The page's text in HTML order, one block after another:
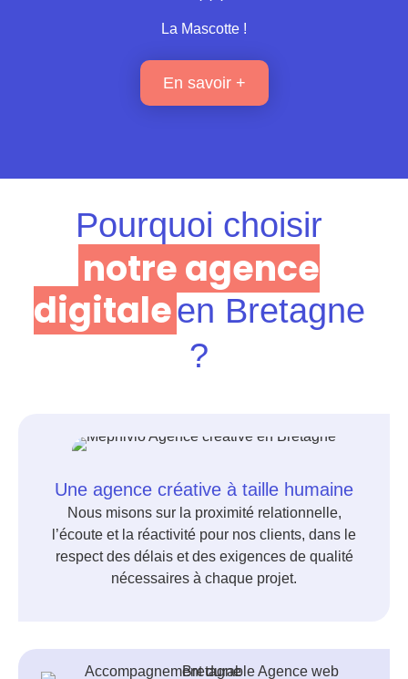
La Mascotte !
En savoir +
Pourquoi choisir
notre agence
digitaleen Bretagne
?
Une agence créative à taille humaine
Nous misons sur la proximité relationnelle,
l’écoute et la réactivité pour nos clients, dans le
respect des délais et des exigences de qualité
nécessaires à chaque projet.